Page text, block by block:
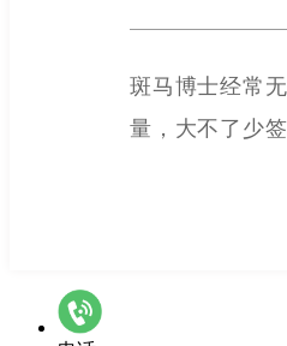
斑马博士经常
量，大不了少